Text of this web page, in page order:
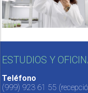
ESTUDIOS Y
Teléfono
(999) 923 61 55